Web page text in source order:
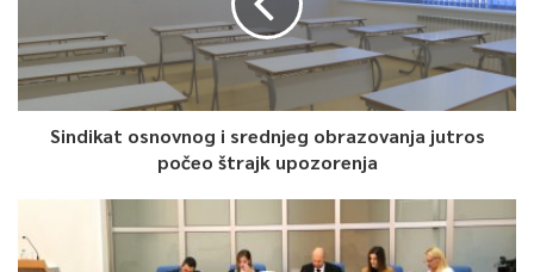
Sindikat osnovnog i srednjeg obrazovanja jutros
počeo štrajk upozorenja